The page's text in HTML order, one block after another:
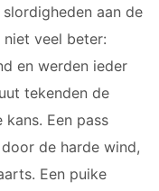
aan de
veel beter:
en werden ieder
tekenden de
Een pass
de harde wind,
Een puike